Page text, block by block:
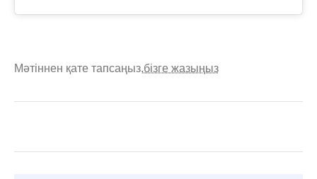
Мәтіннен қате тапсаңыз,бізге жазыңыз